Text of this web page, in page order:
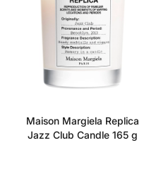
Maison Margiela Replica
Jazz Club Candle 165 g